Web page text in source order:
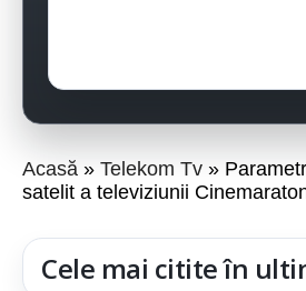
Acasă Telekom Tv
satelit a televiziunii
Cele mai citite în